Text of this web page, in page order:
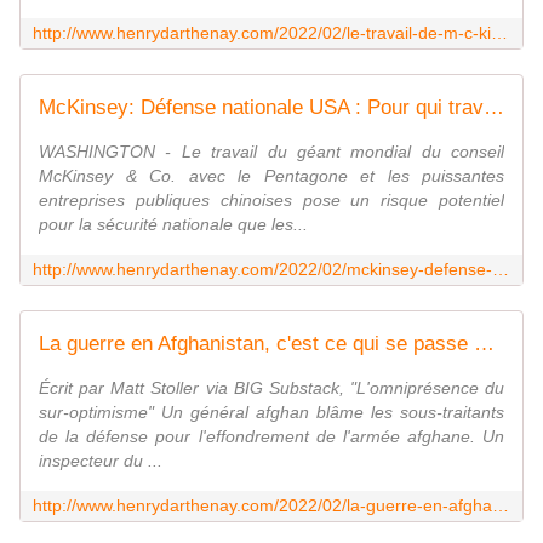
McKinsey: Défense nationale USA : Pour qui travaille Mc Kinsey ! - Vouillé un peu d'Histoire
WASHINGTON - Le travail du géant mondial du conseil
McKinsey & Co. avec le Pentagone et les puissantes
entreprises publiques chinoises pose un risque potentiel
pour la sécurité nationale que les...
La guerre en Afghanistan, c'est ce qui se passe quand McKinsey dirige tout - Vouillé un peu d'Histoire
Écrit par Matt Stoller via BIG Substack, "L'omniprésence du
sur-optimisme" Un général afghan blâme les sous-traitants
de la défense pour l'effondrement de l'armée afghane. Un
inspecteur du ...